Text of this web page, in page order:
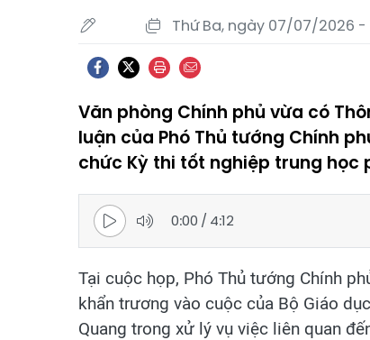
Thứ Ba, ngày 07/07/2026 -
Văn phòng Chính phủ vừa có
luận của Phó Thủ tướng Chính
chức Kỳ thi tốt nghiệp trung học
0:00 / 4:12
Tại cuộc họp, Phó Thủ tướng Chính
khẩn trương vào cuộc của Bộ Giáo
Quang trong xử lý vụ việc liên quan